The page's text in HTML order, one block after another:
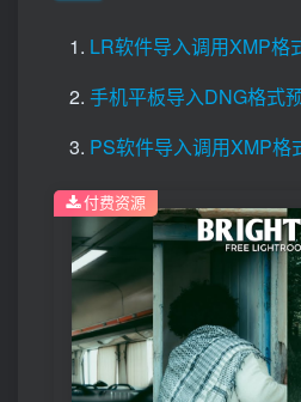
LR软件导入调用XMP格
手机平板导入DNG格式
PS软件导入调用XMP格
付费资源